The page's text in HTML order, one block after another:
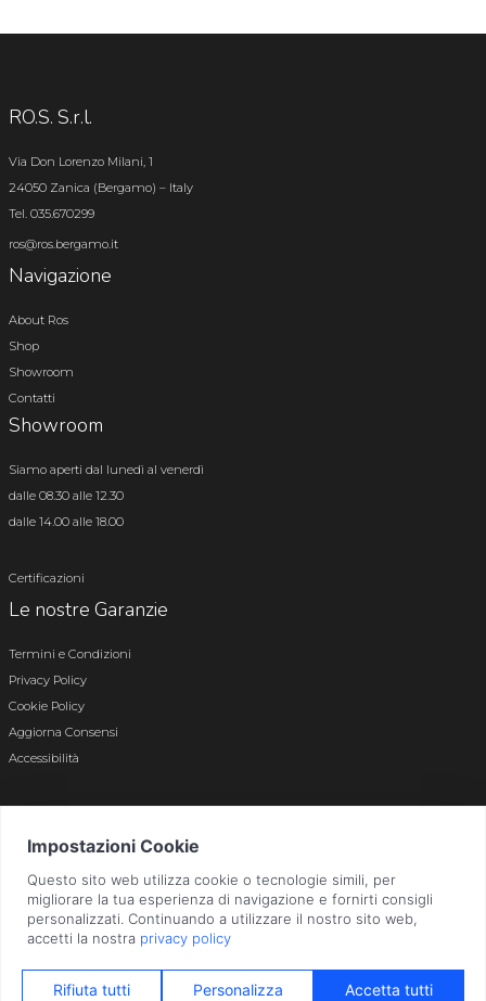
RO.S. S.r.l.
Via Don Lorenzo Milani, 1
24050 Zanica (Bergamo) – Italy
Tel. 035.670299
ros@ros.bergamo.it
Navigazione
About Ros
Shop
Showroom
Contatti
Showroom
Siamo aperti dal lunedì al venerdì
dalle 08.30 alle 12.30
dalle 14.00 alle 18.00
Certificazioni
Le nostre Garanzie
Termini e Condizioni
Privacy Policy
Cookie Policy
Aggiorna Consensi
Accessibilità
Bergamo n. 01496180165 · Capitale Sociale i.v. € 800.000,00